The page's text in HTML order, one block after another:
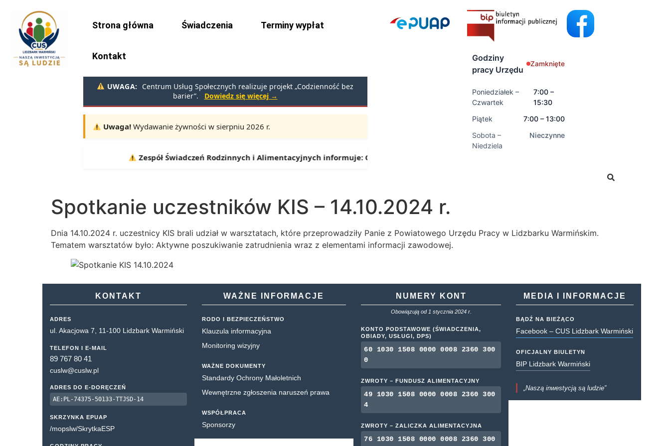
Strona główna Świadczenia Terminy wypłat
Kontakt
UWAGA:
Centrum Usług Społecznych realizuje projekt „Codzienność bez
barier”.
Dowiedz się więcej →
Uwaga!Wydawanie żywności w sierpniu 2026 r.
10.08, 11.08, 12.08 |
Zespół Świadczeń Rodzinnych i Alimentacyjnych informuje:Od 1 lipca można składać wnioski o świadczenia rodzinne oraz świadczenia z
Godziny
pracy Urzędu
Zamknięte
Poniedziałek –
Czwartek
7:00 –
15:30
Piątek
7:00 – 13:00
Sobota –
Niedziela
Nieczynne
Spotkanie uczestników KIS – 14.10.2024 r.
Dnia 14.10.2024 r. uczestnicy KIS brali udział w warsztatach, które przeprowadziły Panie z Powiatowego Urzędu Pracy w Lidzbarku Warmińskim.
Tematem warsztatów było: Aktywne poszukiwanie zatrudnienia wraz z elementami informacji zawodowej.
KONTAKT
ADRES
ul. Akacjowa 7, 11-100 Lidzbark Warmiński
TELEFON I E-MAIL
89 767 80 41
cuslw@cuslw.pl
ADRES DO E-DORĘCZEŃ
AE:PL-74375-50133-TTJSD-14
SKRZYNKA EPUAP
/mopslw/SkrytkaESP
WAŻNE INFORMACJE
RODO I BEZPIECZEŃSTWO
Klauzula informacyjna
Monitoring wizyjny
WAŻNE DOKUMENTY
Standardy Ochrony Małoletnich
Wewnętrzne zgłoszenia naruszeń prawa
WSPÓŁPRACA
Sponsorzy
NUMERY KONT
Obowiązują od 1 stycznia 2024 r.
KONTO PODSTAWOWE (ŚWIADCZENIA,
OBIADY, USŁUGI, DPS)
60 1030 1508 0000 0008 2360 300
0
ZWROTY – FUNDUSZ ALIMENTACYJNY
49 1030 1508 0000 0008 2360 300
4
ZWROTY – ZALICZKA ALIMENTACYJNA
76 1030 1508 0000 0008 2360 300
MEDIA I INFORMACJE
BĄDŹ NA BIEŻĄCO
Facebook – CUS Lidzbark Warmiński
OFICJALNY BIULETYN
BIP Lidzbark Warmiński
„Naszą inwestycją są ludzie”